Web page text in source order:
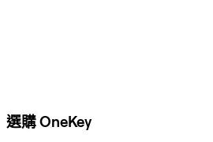
選購 OneKey